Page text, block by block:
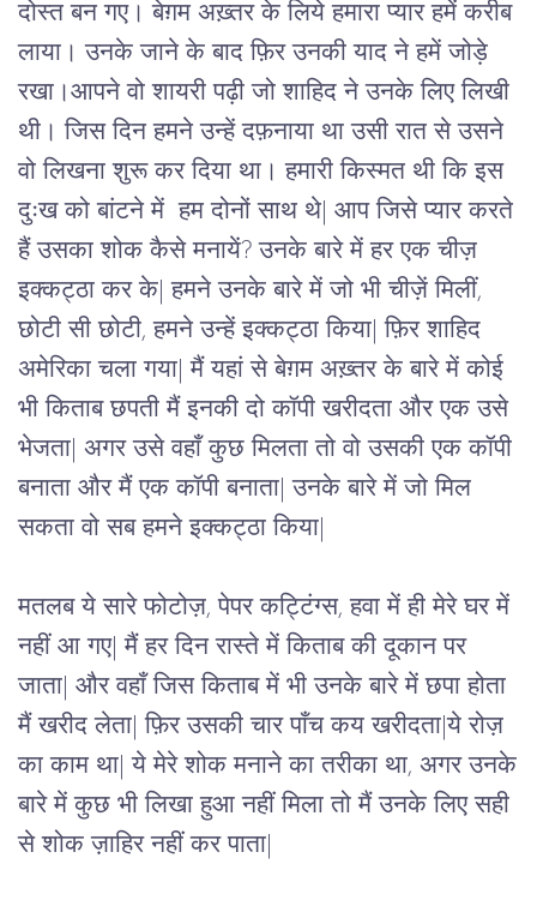
दोस्त बन गए। बेग़म अख़्तर के लिये हमारा प्यार हमें करीब
लाया। उनके जाने के बाद फ़िर उनकी याद ने हमें जोड़े
रखा।आपने वो शायरी पढ़ी जो शाहिद ने उनके लिए लिखी
थी। जिस दिन हमने उन्हें दफ़नाया था उसी रात से उसने
वो लिखना शुरू कर दिया था। हमारी किस्मत थी कि इस
दुःख को बांटने में हम दोनों साथ थे| आप जिसे प्यार करते
हैं उसका शोक कैसे मनायें? उनके बारे में हर एक चीज़
इक्कट्ठा कर के| हमने उनके बारे में जो भी चीज़ें मिलीं,
छोटी सी छोटी, हमने उन्हें इक्कट्ठा किया| फ़िर शाहिद
अमेरिका चला गया| मैं यहां से बेग़म अख़्तर के बारे में कोई
भी किताब छपती मैं इनकी दो कॉपी खरीदता और एक उसे
भेजता| अगर उसे वहाँ कुछ मिलता तो वो उसकी एक कॉपी
बनाता और मैं एक कॉपी बनाता| उनके बारे में जो मिल
सकता वो सब हमने इक्कट्ठा किया|
मतलब ये सारे फोटोज़, पेपर कट्टिंग्स, हवा में ही मेरे घर में
नहीं आ गए| मैं हर दिन रास्ते में किताब की दूकान पर
जाता| और वहाँ जिस किताब में भी उनके बारे में छपा होता
मैं खरीद लेता| फ़िर उसकी चार पाँच कय खरीदता|ये रोज़
का काम था| ये मेरे शोक मनाने का तरीका था, अगर उनके
बारे में कुछ भी लिखा हुआ नहीं मिला तो मैं उनके लिए सही
से शोक ज़ाहिर नहीं कर पाता|